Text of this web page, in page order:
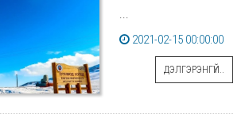
...
2021-02-15 00:00:00
ДЭЛГЭРЭНГҮЙ..